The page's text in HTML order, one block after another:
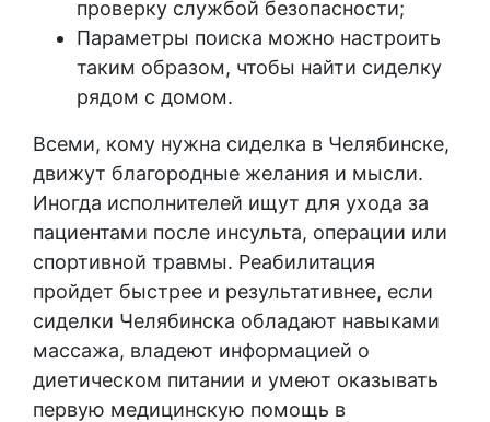
проверку службой безопасности;
Параметры поиска можно настроить
таким образом, чтобы найти сиделку
рядом с домом.
Всеми, кому нужна сиделка в Челябинске,
движут благородные желания и мысли.
Иногда исполнителей ищут для ухода за
пациентами после инсульта, операции или
спортивной травмы. Реабилитация
пройдет быстрее и результативнее, если
сиделки Челябинска обладают навыками
массажа, владеют информацией о
диетическом питании и умеют оказывать
первую медицинскую помощь в